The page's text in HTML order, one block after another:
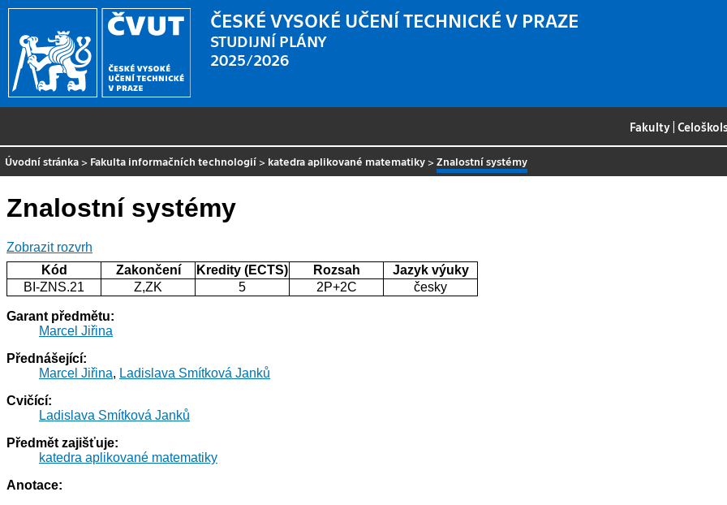
ČESKÉ VYSOKÉ UČENÍ TECHNICKÉ V PRAZE
STUDIJNÍ PLÁNY
2025/2026
Fakulty |
Úvodní stránka > Fakulta informačních technologií > katedra aplikované matematiky >Znalostní systémy
Znalostní systémy
Zobrazit rozvrh
Kód
Zakončení Kredity (ECTS) Rozsah
Jazyk výuky
BI-ZNS.21
Z,ZK 5 2P+2C česky
Garant předmětu:
Marcel Jiřina
Přednášející:
Marcel Jiřina, Ladislava Smítková Janků
Cvičící:
Ladislava Smítková Janků
Předmět zajišťuje:
katedra aplikované matematiky
Anotace: